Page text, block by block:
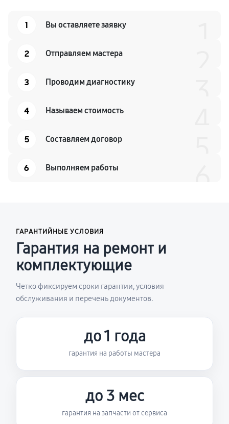
1 Вы оставляете заявку
2 Отправляем мастера
3 Проводим диагностику
4 Называем стоимость
5 Составляем договор
6 Выполняем работы
ГАРАНТИЙНЫЕ УСЛОВИЯ
Гарантия на ремонт и
комплектующие
Четко фиксируем сроки гарантии, условия
обслуживания и перечень документов.
до 1 года
гарантия на работы мастера
до 3 мес
гарантия на запчасти от сервиса